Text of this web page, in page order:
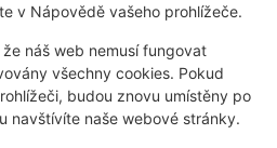
v Nápovědě vašeho prohlížeče.
náš web nemusí fungovat
všechny cookies. Pokud
budou znovu umístěny po
navštívíte naše webové stránky.